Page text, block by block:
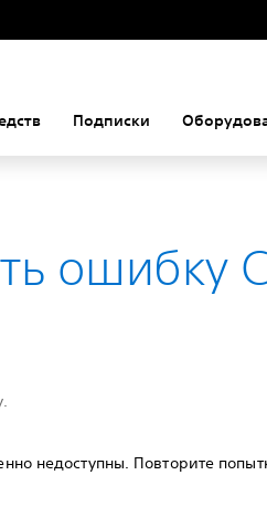
Подписки
ошибку
недоступны. Повторите